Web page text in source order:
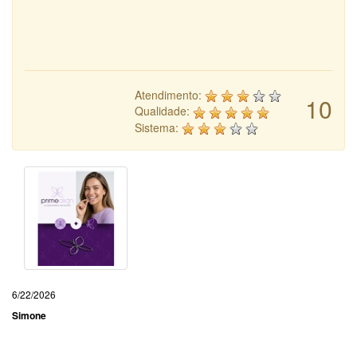
10
Atendimento:
Qualidade:
Sistema:
6/22/2026
Simone